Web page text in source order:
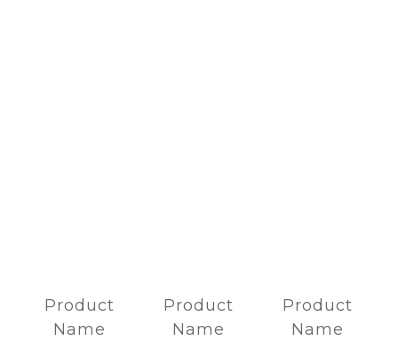
Product
Name
Product
Name
Product
Name